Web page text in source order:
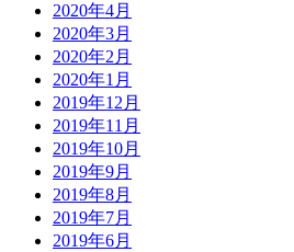
2020年4月
2020年3月
2020年2月
2020年1月
2019年12月
2019年11月
2019年10月
2019年9月
2019年8月
2019年7月
2019年6月